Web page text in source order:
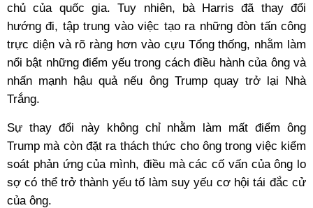
chủ của quốc gia. Tuy nhiên, bà Harris đã thay đổi
hướng đi, tập trung vào việc tạo ra những đòn tấn công
trực diện và rõ ràng hơn vào cựu Tổng thống, nhằm làm
nổi bật những điểm yếu trong cách điều hành của ông và
nhấn mạnh hậu quả nếu ông Trump quay trở lại Nhà
Trắng.
Sự thay đổi này không chỉ nhằm làm mất điểm ông
Trump mà còn đặt ra thách thức cho ông trong việc kiểm
soát phản ứng của mình, điều mà các cố vấn của ông lo
sợ có thể trở thành yếu tố làm suy yếu cơ hội tái đắc cử
của ông.